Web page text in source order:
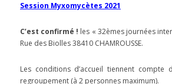
Session Myxomycètes 2021
C’est confirmé ! les « 32èmes journées
Rue des Biolles 38410 CHAMROUSSE.
Les conditions d’accueil tiennent
regroupement (à 2 personnes maximum).